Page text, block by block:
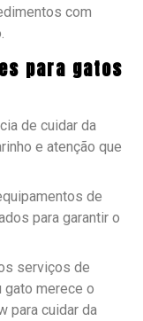
com
para gatos
de cuidar da
e atenção que
de
para garantir o
serviços de
gato merece o
para cuidar da